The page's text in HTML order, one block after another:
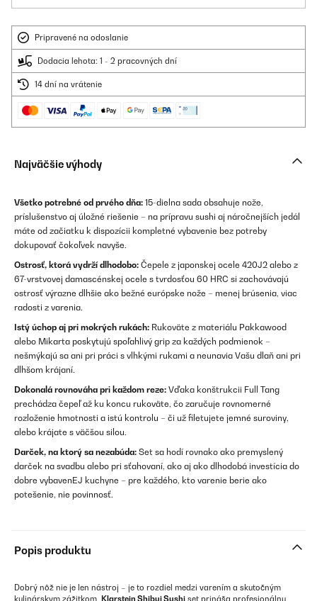
Pripravené na odoslanie
Dodacia lehota: 1 - 2 pracovných dní
14 dní na vrátenie
Najväčšie výhody
Všetko potrebné od prvého dňa: 15-dielna sada obsahuje nože,
príslušenstvo aj úložné riešenie – na prípravu sushi aj náročnejších jedál
máte od začiatku k dispozícii kompletné vybavenie bez potreby
dokupovať čokoľvek navyše.
Ostrosť, ktorá vydrží dlhodobo: Čepele z japonskej ocele 420J2 alebo z
67-vrstvovej damascénskej ocele s tvrdosťou 60 HRC si zachovávajú
ostrosť výrazne dlhšie ako bežné európske nože – menej brúsenia, viac
radosti z varenia.
Istý úchop aj pri mokrých rukách: Rukoväte z materiálu Pakkawood
alebo Mikarta poskytujú spoľahlivý grip za každých podmienok –
nešmýkajú sa ani pri práci s vlhkými rukami a neunavia Vašu dlaň ani pri
dlhšom krájaní.
Dokonalá rovnováha pri každom reze: Vďaka konštrukcii Full Tang
prechádza čepeľ až ku koncu rukoväte, čo zaručuje rovnomerné
rozloženie hmotnosti a istú kontrolu – či už filetujete jemné suroviny,
alebo krájate s väčšou silou.
Darček, na ktorý sa nezabúda: Set sa hodí rovnako ako premyslený
darček na svadbu alebo pri sťahovaní, ako aj ako dlhodobá investícia do
dobre vybavenEJ kuchyne – pre každého, kto varenie berie ako
potešenie, nie povinnosť.
Popis produktu
Dobrý nôž nie je len nástroj – je to rozdiel medzi varením a skutočným
kulinárskym zážitkom. Klarstein Shibui Sushi set prináša profesionálnu